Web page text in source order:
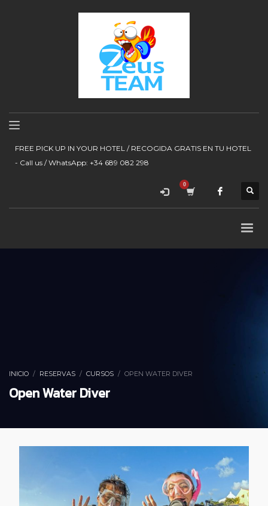
FREE PICK UP IN YOUR HOTEL / RECOGIDA GRATIS EN TU HOTEL
- Call us / WhatsApp: +34 689 082 298
INICIO RESERVAS CURSOS OPEN WATER DIVER
Open Water Diver